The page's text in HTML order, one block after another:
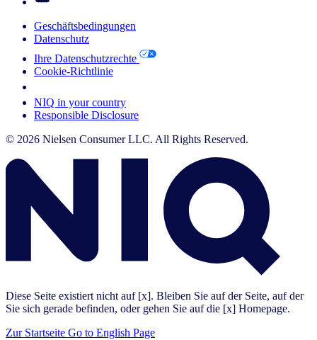
Geschäftsbedingungen
Datenschutz
Ihre Datenschutzrechte
Cookie-Richtlinie
NIQ in your country
Responsible Disclosure
© 2026 Nielsen Consumer LLC. All Rights Reserved.
Diese Seite existiert nicht auf [x]. Bleiben Sie auf der Seite, auf der
Sie sich gerade befinden, oder gehen Sie auf die [x] Homepage.
Zur Startseite Go to English Page